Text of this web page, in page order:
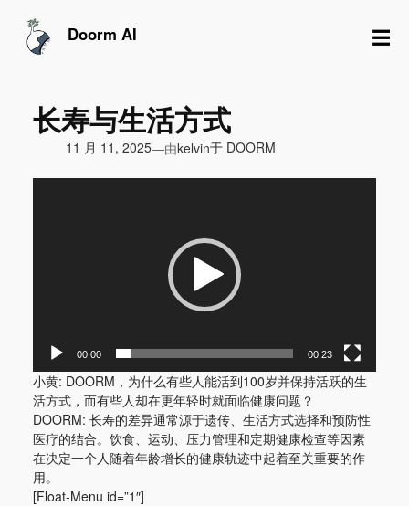
Doorm AI ☰
长寿与生活方式
11 月 11, 2025—由kelvin于 DOORM
00:00 00:23
小黄: DOORM，为什么有些人能活到100岁并保持活跃的生
活方式，而有些人却在更年轻时就面临健康问题？
DOORM: 长寿的差异通常源于遗传、生活方式选择和预防性
医疗的结合。饮食、运动、压力管理和定期健康检查等因素
在决定一个人随着年龄增长的健康轨迹中起着至关重要的作
用。
[Float-Menu id=”1″]